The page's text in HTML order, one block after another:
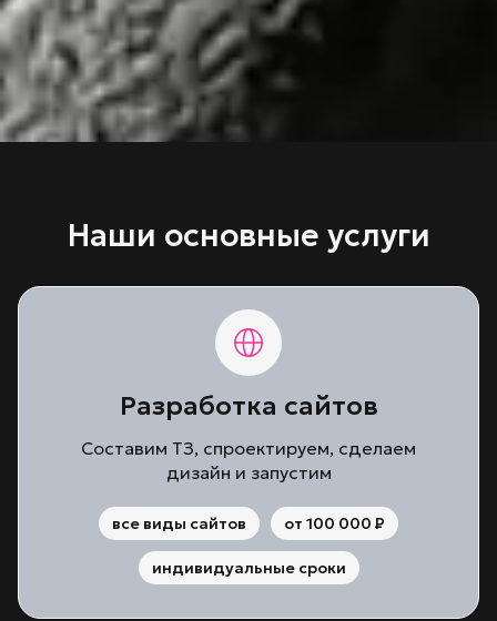
Наши основные услуги
Разработка сайтов
Составим ТЗ, спроектируем, сделаем
дизайн и запустим
все виды сайтов от 100 000 P
индивидуальные сроки